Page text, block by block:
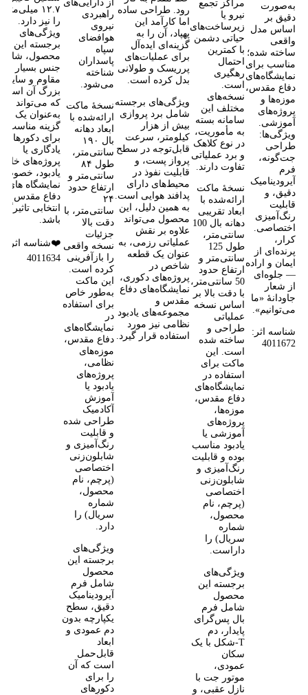
به‌صورت
دقیق بر
اساس مدل
واقعی
ساخته شده؛
مناسب برای
نمایشگاه‌های
دفاع مقدس،
موزه‌ها و
پروژه‌های
آموزشی.
ویژگی‌ها:
طراحی
جت‌گونه،
فرم
آیرودینامیک
دقیق، و
قابلیت
رنگ‌آمیزی
اختصاصی.
کرار،
پرنده‌ای از
ایمان و اراده
— جلوه‌ای
از شعار
جاودانۀ «ما
می‌توانیم».
شناسه اثر:
4011672
مراکز تجمع
نیرو یا
زیرساخت‌های
حیاتی دشمن
با کمترین
احتمال
رهگیری
است.
نسخه‌های
مختلف این
سامانه بسته
به مأموریت،
در نوع کلاهک
و برد عملیاتی
تفاوت دارند.
نسخهٔ ماکت
ارائه‌شده با
ابعاد تقریبی
دهانه بال 100
سانتی‌متر،
طول 125
سانتی‌متر و
ارتفاع حدود
50 سانتی‌متر،
با دقت بالا بر
اساس نسخه
عملیاتی
طراحی و
ساخته شده
است. این
ماکت برای
استفاده در
نمایشگاه‌های
دفاع مقدس،
موزه‌ها،
پروژه‌های
آموزشی یا
یادبود مناسب
بوده و قابلیت
رنگ‌آمیزی و
شابلون‌زنی
اختصاصی
(پرچم، نام
محصول،
شماره
سریال) را
داراست.
ویژگی‌های
برجسته این
محصول
شامل فرم
بال پس‌گرای
پایدار، دم
T‑شکل با یک
سکان
عمودی،
موتور جت با
نازل عقبی، و
رود. طراحی ساده
اما کارآمد این
پهپاد، آن را به
گزینه‌ای ایده‌آل
برای عملیات‌های
پرریسک و طولانی
بدل کرده است.
ویژگی‌های برجسته
شامل برد پروازی
بیش از هزار
کیلومتر، سرعت
قابل‌توجه در سطح
پرواز پست، و
قابلیت نفوذ در
محیط‌های دارای
پدافند هوایی است.
به همین دلیل، این
محصول می‌تواند
علاوه بر نقش
عملیاتی رزمی، به
عنوان یک قطعه
شاخص در
پروژه‌های دکوری،
نمایشگاه‌های دفاع
مقدس و
مجموعه‌های یادبود
نظامی نیز مورد
استفاده قرار گیرد.
راهبردی
نیروی
هوافضای
سپاه
پاسداران
شناخته
می‌شود.
نسخهٔ ماکت
ارائه‌شده با
ابعاد دهانه
بال ۱۹۰
سانتی‌متر،
طول ۸۴
سانتی‌متر و
ارتفاع حدود
۲۴
سانتی‌متر، با
دقت بالا
جزئیات
نسخه واقعی
را بازآفرینی
کرده است.
این ماکت
به‌طور خاص
برای استفاده
در
نمایشگاه‌های
دفاع مقدس،
موزه‌های
نظامی،
پروژه‌های
یادبود یا
آموزش
آکادمیک
طراحی شده
و قابلیت
رنگ‌آمیزی و
شابلون‌زنی
اختصاصی
(پرچم، نام
محصول،
شماره
سریال) را
دارد.
ویژگی‌های
برجسته این
محصول
شامل فرم
آیرودینامیک
دقیق، سطح
یکپارچه بدون
دم عمودی و
ابعاد
قابل‌حمل
است که آن
را برای
دکورهای
۱۲.۷
را نیز دارد.
ویژگی‌های
برجسته این
محصول،
جنس بسیار
مقاوم و سایز
بزرگ آن است
که می‌تواند
به‌عنوان یک
گزینه مناسب
برای دکورهای
یادگاری یا
پروژه‌های خاص
یادبود، خصوصا
نمایشگاه های
دفاع مقدس
انتخابی
باشد.
❤️شناسه اثر :
4011634